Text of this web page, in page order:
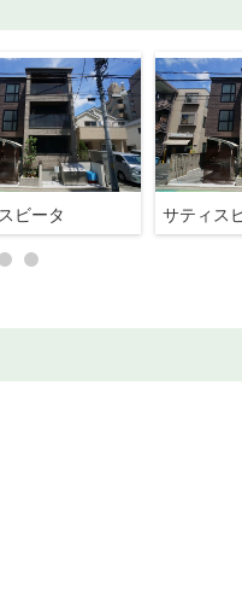
ビータ サティス